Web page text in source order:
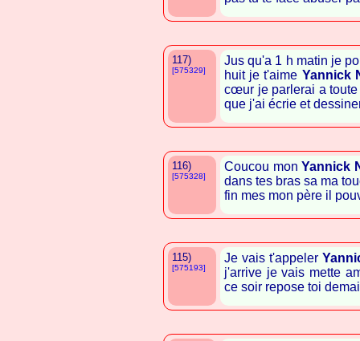
117)
[575329]
Jus qu'a 1 h matin je
huit je t'aime Yannick
cœur je parlerai a toute
que j'ai écrie et
116)
[575328]
Coucou monYannick
dans tes bras sa ma
fin mes mon père il
115)
[575193]
Je vais t'appeler
j'arrive je vais mette
ce soir repose toi